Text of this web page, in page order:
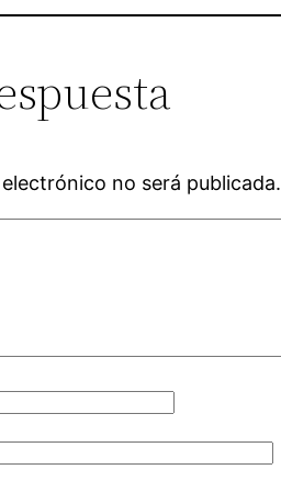
no será publicada.